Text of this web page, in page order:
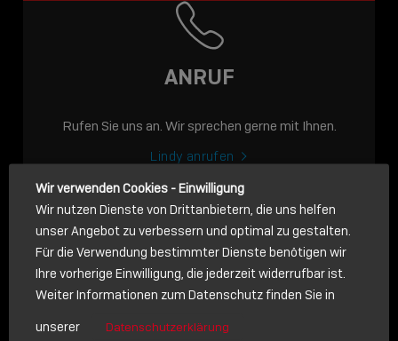
USB-C ÜBER LANGE
DISTANZEN: AKTIVE
USB-C-KABEL FÜR
STABILE 10 GBIT/S BIS
ANRUF
Rufen Sie uns an. Wir sprechen gerne mit Ihnen.
Lindy anrufen
NACHRICHT
Schreiben Sie lieber? Dann schicken Sie uns gerne eine
Wir verwenden Cookies - Einwilligung
Wir nutzen Dienste von Drittanbietern, die uns helfen
unser Angebot zu verbessern und optimal zu gestalten.
Für die Verwendung bestimmter Dienste benötigen wir
Ihre vorherige Einwilligung, die jederzeit widerrufbar ist.
Weiter Informationen zum Datenschutz finden Sie in
unserer
Datenschutzerklärung